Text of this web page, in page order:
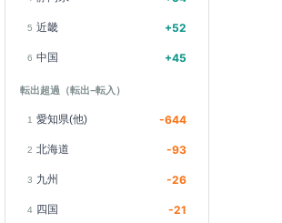
5 近畿 +52
6 中国 +45
転出超過（転出−転入）
1 愛知県(他) -644
2 北海道 -93
3 九州 -26
4 四国 -21